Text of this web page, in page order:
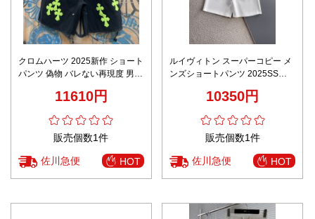
クロムハーツ 2025新作 ショート
パンツ 偽物 バレない再現度 男女
トレンド必須11610円
販売個数1件
佐川急便 HOT
ルイヴィトン スーパーコピー メ
ンズショートパンツ 2025SS新
10350円
販売個数1件
佐川急便 HOT